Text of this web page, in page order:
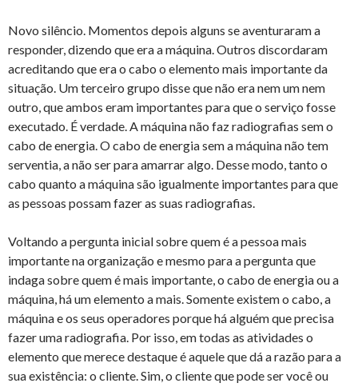
Novo silêncio. Momentos depois alguns se aventuraram a
responder, dizendo que era a máquina. Outros discordaram
acreditando que era o cabo o elemento mais importante da
situação. Um terceiro grupo disse que não era nem um nem
outro, que ambos eram importantes para que o serviço fosse
executado. É verdade. A máquina não faz radiografias sem o
cabo de energia. O cabo de energia sem a máquina não tem
serventia, a não ser para amarrar algo. Desse modo, tanto o
cabo quanto a máquina são igualmente importantes para que
as pessoas possam fazer as suas radiografias.
Voltando a pergunta inicial sobre quem é a pessoa mais
importante na organização e mesmo para a pergunta que
indaga sobre quem é mais importante, o cabo de energia ou a
máquina, há um elemento a mais. Somente existem o cabo, a
máquina e os seus operadores porque há alguém que precisa
fazer uma radiografia. Por isso, em todas as atividades o
elemento que merece destaque é aquele que dá a razão para a
sua existência: o cliente. Sim, o cliente que pode ser você ou